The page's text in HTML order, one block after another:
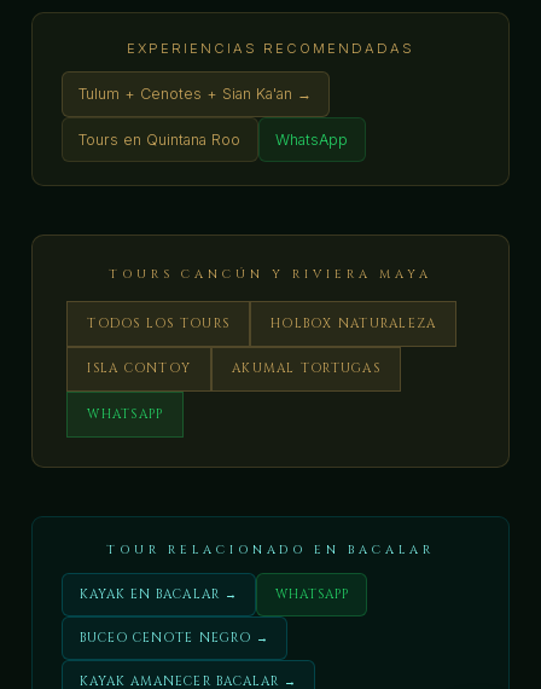
EXPERIENCIAS RECOMENDADAS
Tulum + Cenotes + Sian Ka'an →
Tours en Quintana Roo WhatsApp
TOURS CANCÚN Y RIVIERA MAYA
TODOS LOS TOURS HOLBOX NATURALEZA
ISLA CONTOY AKUMAL TORTUGAS
WHATSAPP
TOUR RELACIONADO EN BACALAR
KAYAK EN BACALAR → WHATSAPP
BUCEO CENOTE NEGRO →
KAYAK AMANECER BACALAR →